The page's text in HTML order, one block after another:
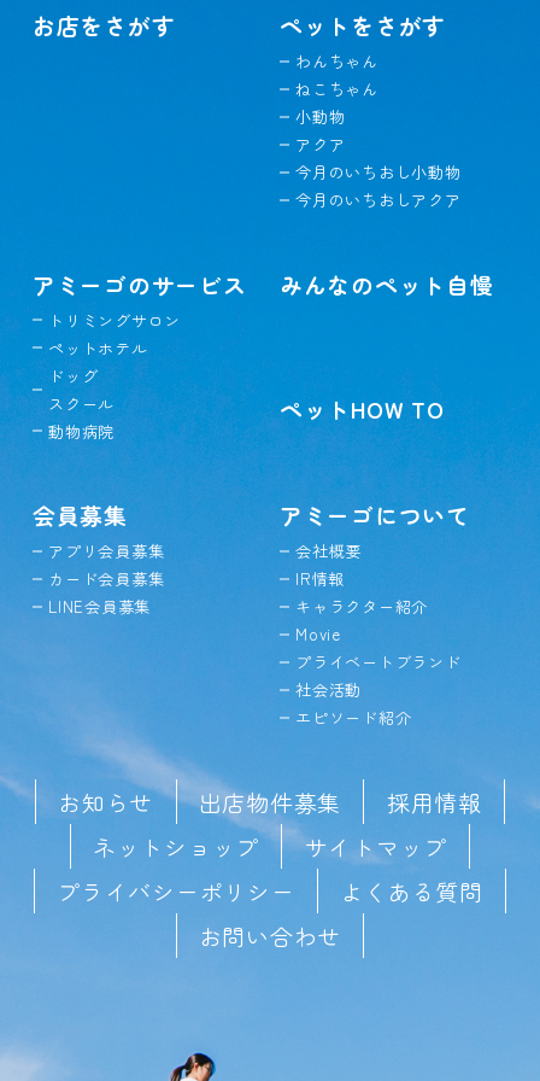
お店をさがす ペットをさがす
わんちゃん
ねこちゃん
小動物
アクア
今月のいちおし小動物
今月のいちおしアクア
アミーゴのサービス
トリミングサロン
ペットホテル
ドッグ
スクール
動物病院
みんなのペット自慢
ペットHOW TO
会員募集
アプリ会員募集
カード会員募集
LINE会員募集
アミーゴについて
会社概要
IR情報
キャラクター紹介
Movie
プライベートブランド
社会活動
エピソード紹介
お知らせ 出店物件募集
採用情報
ネットショップ
サイトマップ
プライバシーポリシー
よくある質問
お問い合わせ